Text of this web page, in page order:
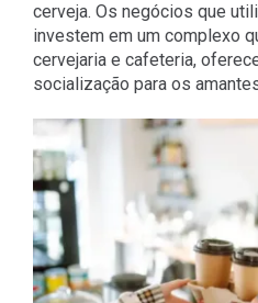
cerveja. Os negócios que
investem em um complexo
cervejaria e cafeteria,
socialização para os